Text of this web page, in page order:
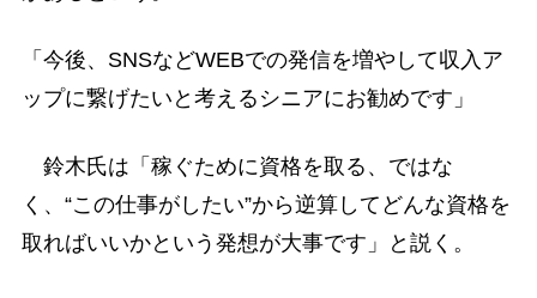
「今後、SNSなどWEBでの発信を増やして収入ア
ップに繋げたいと考えるシニアにお勧めです」
鈴木氏は「稼ぐために資格を取る、ではな
く、“この仕事がしたい”から逆算してどんな資格を
取ればいいかという発想が大事です」と説く。